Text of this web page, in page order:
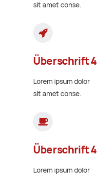
sit amet conse.
Überschrift 4
Lorem ipsum dolor
sit amet conse.
Überschrift 4
Lorem ipsum dolor